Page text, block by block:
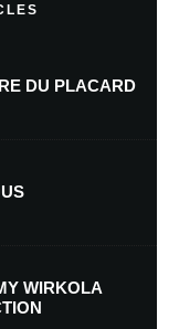
DU PLACARD
WIRKOLA